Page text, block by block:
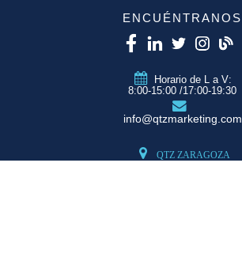
ENCUÉNTRANOS
Horario de L a V:
8:00-15:00 /17:00-19:30
info@qtzmarketing.com
QTZ ZARAGOZA